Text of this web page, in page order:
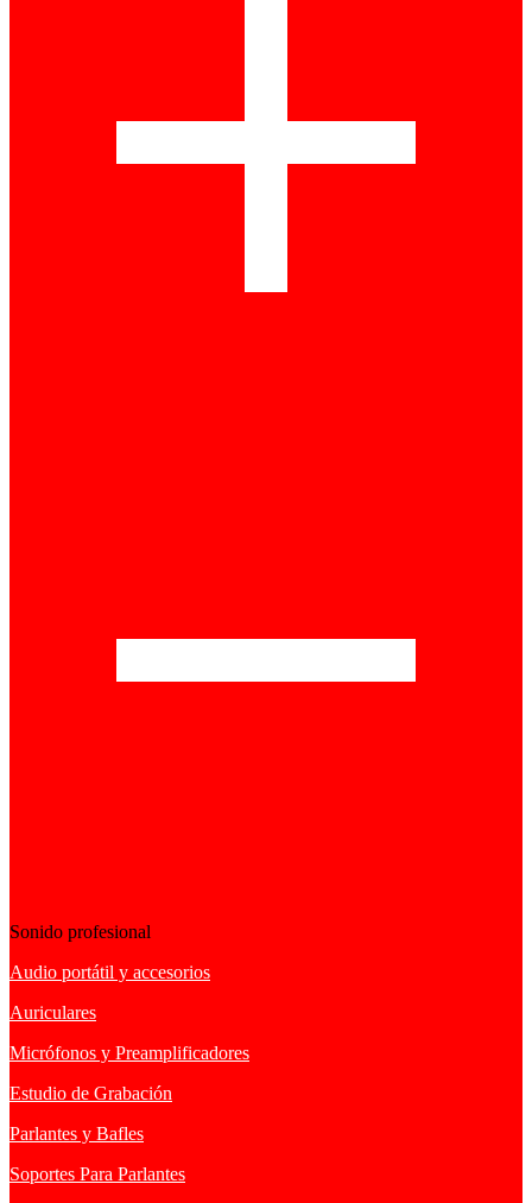
Sonido profesional
Audio portátil y accesorios
Auriculares
Micrófonos y Preamplificadores
Estudio de Grabación
Parlantes y Bafles
Soportes Para Parlantes